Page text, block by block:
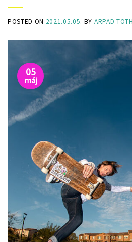
POSTED ON 2021.05.05. BY ARPAD TOTH
05
máj